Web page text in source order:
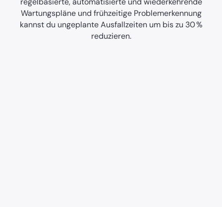
Wartungspläne und frühzeitige Problemerkennung
kannst du ungeplante Ausfallzeiten um bis zu 30 %
reduzieren.